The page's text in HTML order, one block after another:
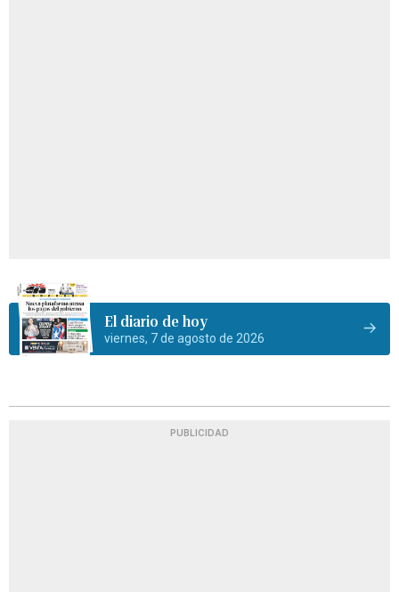
El diario de hoy
viernes, 7 de agosto de 2026
PUBLICIDAD